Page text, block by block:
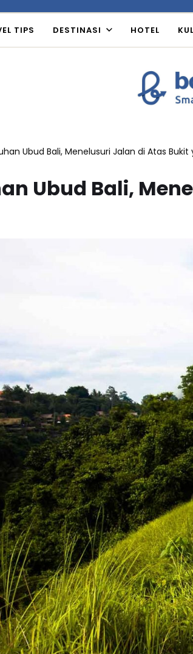
TIPS DESTINASI HOTEL
Ubud Bali, Menelusuri Jalan di Atas
Ubud Bali,